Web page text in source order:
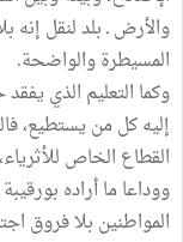
والأرض ـ بلد لنقل إنه
المسيطرة والواضحة.
وكما التعليم الذي
إليه كل من يستطيع،
القطاع الخاص
ووداعا ما أراده
المواطنين بلا فروق